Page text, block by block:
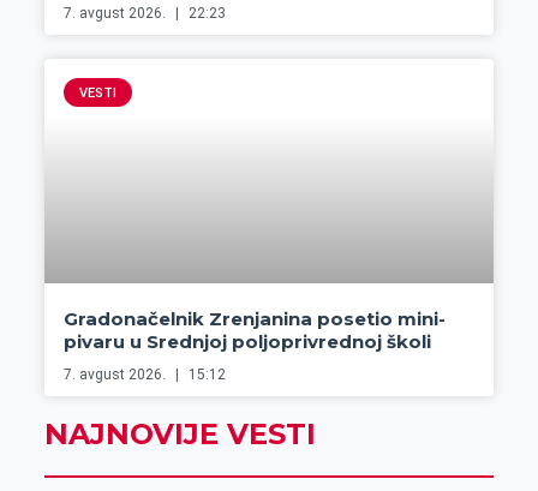
7. avgust 2026. 22:23
VESTI
Gradonačelnik Zrenjanina posetio mini-
pivaru u Srednjoj poljoprivrednoj školi
7. avgust 2026. 15:12
NAJNOVIJE VESTI